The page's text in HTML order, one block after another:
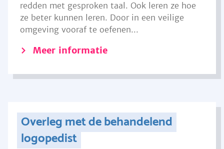
redden met gesproken taal. Ook leren ze hoe
ze beter kunnen leren. Door in een veilige
omgeving vooraf te oefenen...
Meer informatie
Overleg met de behandelend
logopedist